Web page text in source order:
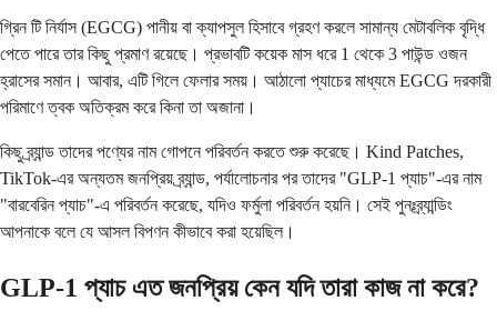
গ্রিন টি নির্যাস (EGCG) পানীয় বা ক্যাপসুল হিসাবে গ্রহণ করলে সামান্য মেটাবলিক বৃদ্ধি
পেতে পারে তার কিছু প্রমাণ রয়েছে। প্রভাবটি কয়েক মাস ধরে 1 থেকে 3 পাউন্ড ওজন
হ্রাসের সমান। আবার, এটি গিলে ফেলার সময়। আঠালো প্যাচের মাধ্যমে EGCG দরকারী
পরিমাণে ত্বক অতিক্রম করে কিনা তা অজানা।
কিছু ব্র্যান্ড তাদের পণ্যের নাম গোপনে পরিবর্তন করতে শুরু করেছে। Kind Patches,
TikTok-এর অন্যতম জনপ্রিয় ব্র্যান্ড, পর্যালোচনার পর তাদের "GLP-1 প্যাচ"-এর নাম
"বারবেরিন প্যাচ"-এ পরিবর্তন করেছে, যদিও ফর্মুলা পরিবর্তন হয়নি। সেই পুনঃব্র্যান্ডিং
আপনাকে বলে যে আসল বিপণন কীভাবে করা হয়েছিল।
GLP-1 প্যাচ এত জনপ্রিয় কেন যদি তারা কাজ না করে?